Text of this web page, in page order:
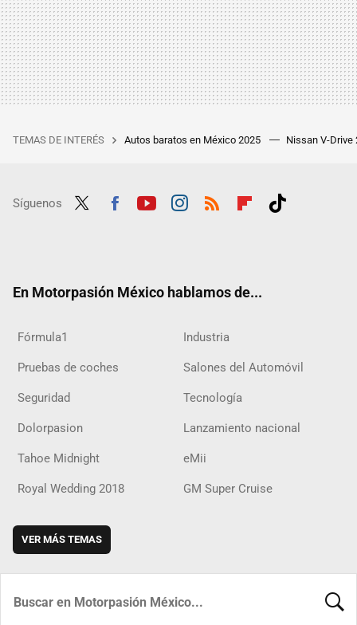
TEMAS DE INTERÉS Autos baratos en México 2025 Nissan V-Drive
Síguenos
En Motorpasión México hablamos de...
Fórmula1 Industria
Pruebas de coches Salones del Automóvil
Seguridad Tecnología
Dolorpasion Lanzamiento nacional
Tahoe Midnight eMii
Royal Wedding 2018 GM Super Cruise
VER MÁS TEMAS